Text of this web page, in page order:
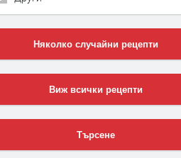
Няколко случайни рецепти
Виж всички рецепти
Търсене